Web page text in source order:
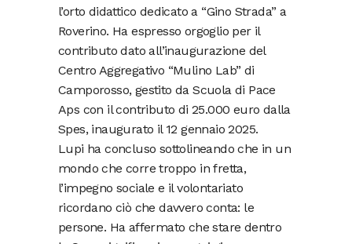
l’orto didattico dedicato a “Gino Strada” a
Roverino. Ha espresso orgoglio per il
contributo dato all’inaugurazione del
Centro Aggregativo “Mulino Lab” di
Camporosso, gestito da Scuola di Pace
Aps con il contributo di 25.000 euro dalla
Spes, inaugurato il 12 gennaio 2025.
Lupi ha concluso sottolineando che in un
mondo che corre troppo in fretta,
l’impegno sociale e il volontariato
ricordano ciò che davvero conta: le
persone. Ha affermato che stare dentro